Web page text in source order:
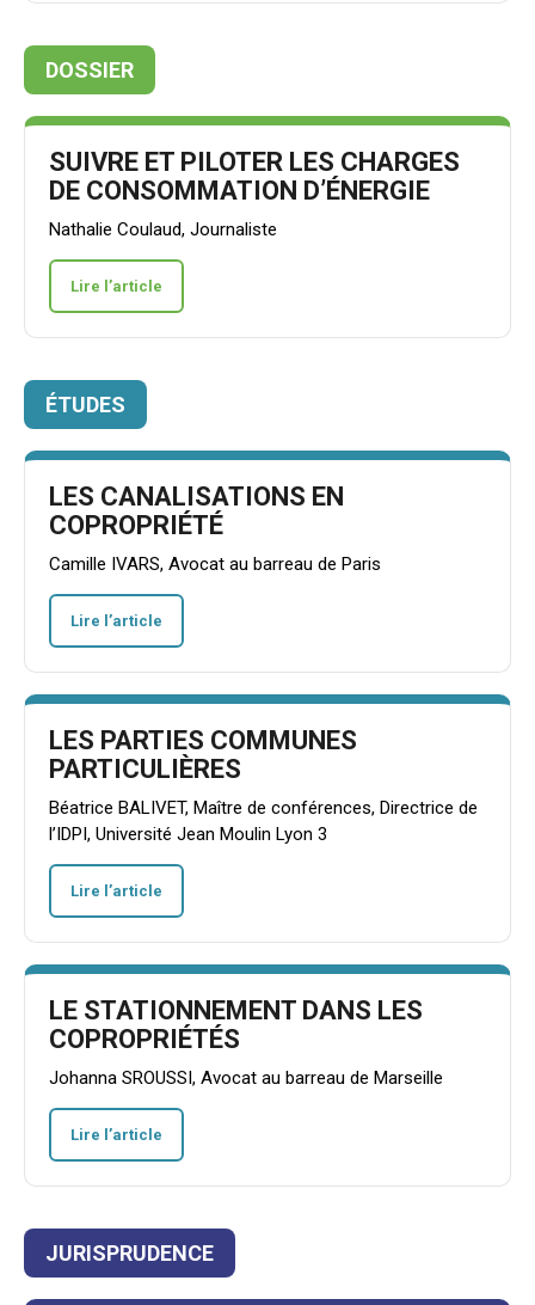
DOSSIER
SUIVRE ET PILOTER LES CHARGES
DE CONSOMMATION D’ÉNERGIE
Nathalie Coulaud, Journaliste
Lire l’article
ÉTUDES
LES CANALISATIONS EN
COPROPRIÉTÉ
Camille IVARS, Avocat au barreau de Paris
Lire l’article
LES PARTIES COMMUNES
PARTICULIÈRES
Béatrice BALIVET, Maître de conférences, Directrice de
l’IDPI, Université Jean Moulin Lyon 3
Lire l’article
LE STATIONNEMENT DANS LES
COPROPRIÉTÉS
Johanna SROUSSI, Avocat au barreau de Marseille
Lire l’article
JURISPRUDENCE